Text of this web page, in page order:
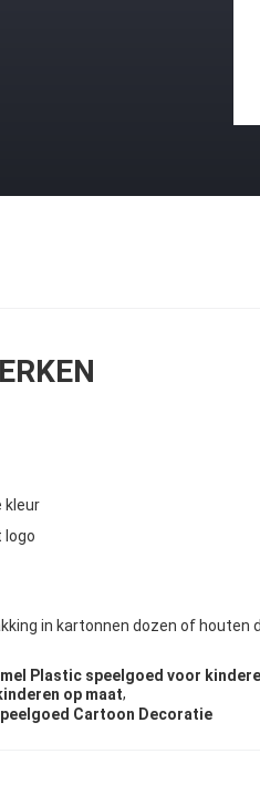
kleur
logo
in kartonnen dozen of houten
Plastic speelgoed voor
op maat,
Cartoon Decoratie